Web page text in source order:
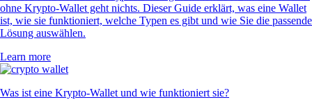
ohne Krypto-Wallet geht nichts. Dieser Guide erklärt, was eine Wallet
ist, wie sie funktioniert, welche Typen es gibt und wie Sie die passende
Lösung auswählen.
Learn more
Was ist eine Krypto-Wallet und wie funktioniert sie?